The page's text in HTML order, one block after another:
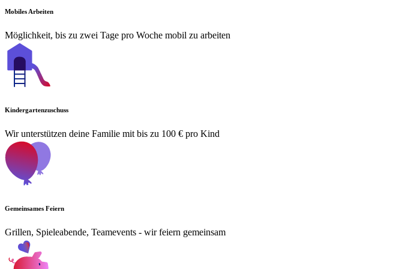
Mobiles Arbeiten
Möglichkeit, bis zu zwei Tage pro Woche mobil zu arbeiten
Kindergartenzuschuss
Wir unterstützen deine Familie mit bis zu 100 € pro Kind
Gemeinsames Feiern
Grillen, Spieleabende, Teamevents - wir feiern gemeinsam